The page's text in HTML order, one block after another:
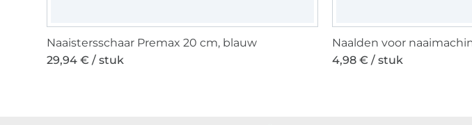
Naaistersschaar Premax 20 cm, blauw
29,94 € / stuk
4,98 € / stuk